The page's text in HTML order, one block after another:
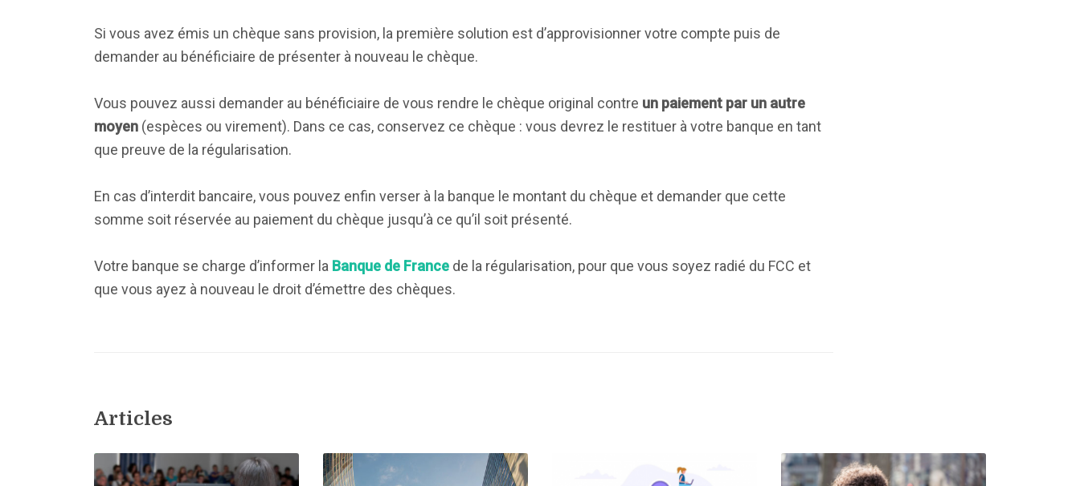
Si vous avez émis un chèque sans provision, la première solution est d’approvisionner votre compte puis de
demander au bénéficiaire de présenter à nouveau le chèque.
Vous pouvez aussi demander au bénéficiaire de vous rendre le chèque original contre un paiement par un autre
moyen (espèces ou virement). Dans ce cas, conservez ce chèque : vous devrez le restituer à votre banque en tant
que preuve de la régularisation.
En cas d’interdit bancaire, vous pouvez enfin verser à la banque le montant du chèque et demander que cette
somme soit réservée au paiement du chèque jusqu’à ce qu’il soit présenté.
Votre banque se charge d’informer la Banque de France de la régularisation, pour que vous soyez radié du FCC et
que vous ayez à nouveau le droit d’émettre des chèques.
Articles